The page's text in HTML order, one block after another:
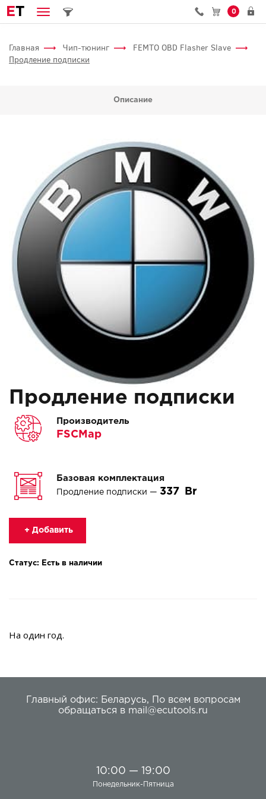
ET 0
Главная Чип-тюнинг
FEMTO OBD Flasher Slave
Продление подписки
Описание
Продление подписки
Производитель
FSCMap
Базовая комплектация
Продление подписки — 337
+ Добавить
Статус: Есть в наличии
На один год.
Главный офис: Беларусь,
По всем вопросам
обращаться в mail@ecutools.ru
10:00 — 19:00
Понедельник-Пятница